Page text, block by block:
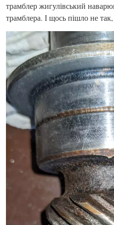
трамблер жигулівський
трамблера. І щось пішло не